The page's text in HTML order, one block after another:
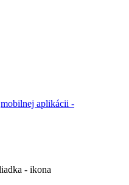
mobilnej aplikácii -